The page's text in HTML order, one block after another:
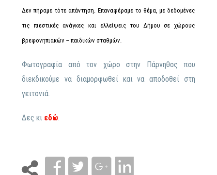
Δεν πήραμε τότε απάντηση. Επαναφέραμε το θέμα, με δεδομένες
τις πιεστικές ανάγκες και ελλείψεις του Δήμου σε χώρους
βρεφονηπιακών – παιδικών σταθμών.
Φωτογραφία από τον χώρο στην Πάρνηθος που
διεκδικούμε να διαμορφωθεί και να αποδοθεί στη
γειτονιά.
Δες κι εδώ.